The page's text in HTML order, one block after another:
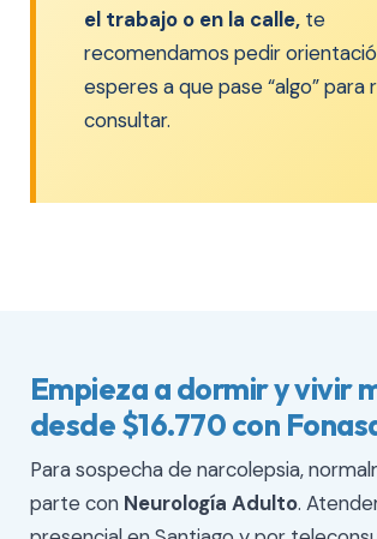
el trabajo o en la calle, te
recomendamos pedir
esperes a que pase “algo” para
consultar.
Empieza a dormir y vivir
desde $16.770 con
Para sospecha de narcolepsia,
parte con Neurología Adulto.